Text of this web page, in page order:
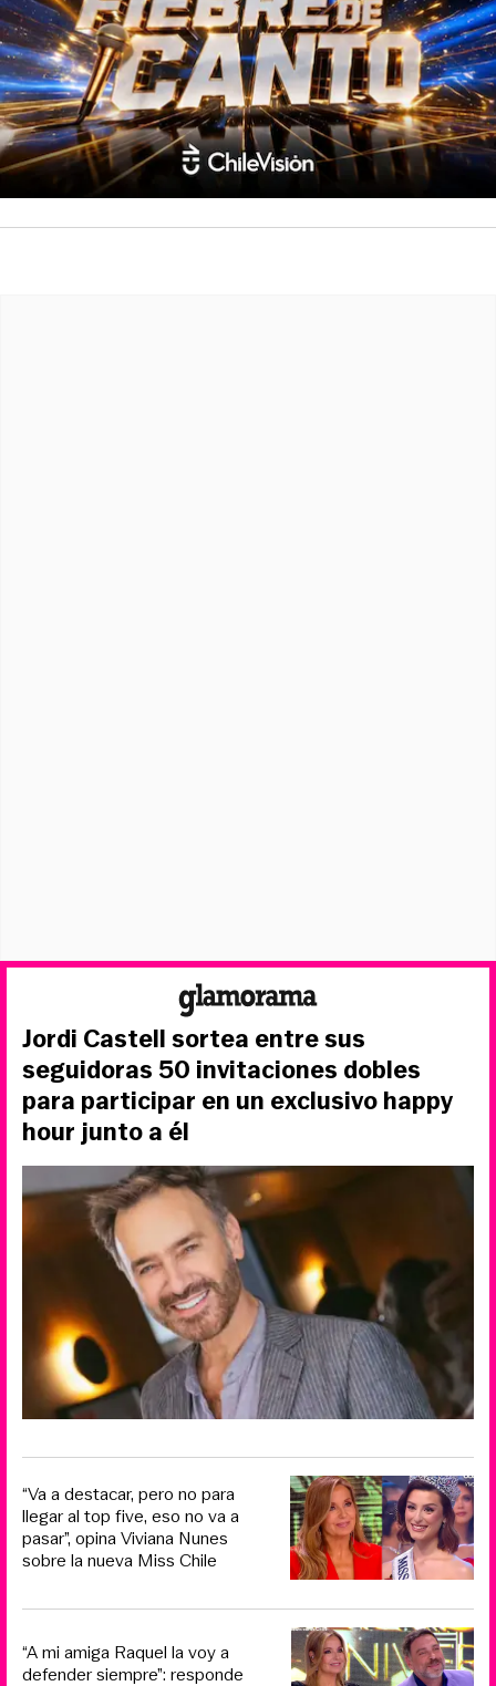
Jordi Castell sortea entre sus
seguidoras 50 invitaciones dobles
para participar en un exclusivo happy
hour junto a él
“Va a destacar, pero no para
llegar al top five, eso no va a
pasar”, opina Viviana Nunes
sobre la nueva Miss Chile
“A mi amiga Raquel la voy a
defender siempre”: responde